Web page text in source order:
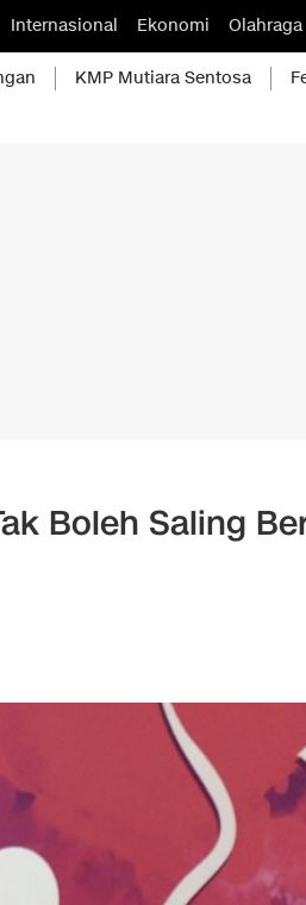
Internasional Ekonomi Olahraga
KMP Mutiara Sentosa
Boleh Saling